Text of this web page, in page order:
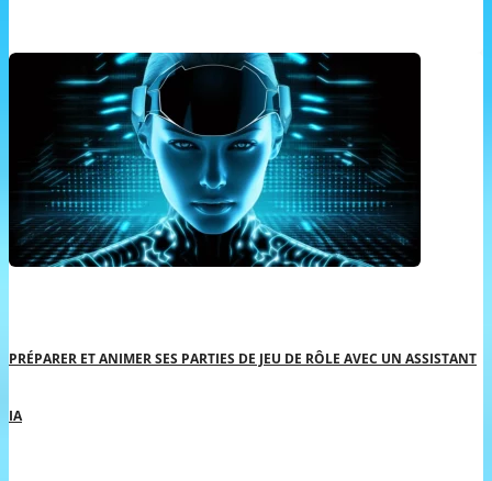
PRÉPARER ET ANIMER SES PARTIES DE JEU DE RÔLE AVEC UN ASSISTANT
IA